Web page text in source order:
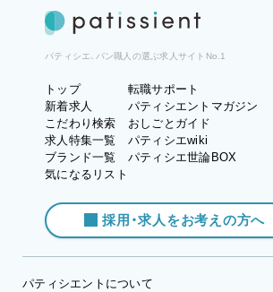
パティシエ、パン職人の選ぶ求人サイトNo.1
トップ
新着求人
こだわり検索
求人特集一覧
ブランド一覧
気になるリスト
転職サポート
パティシエントマガジン
おしごとガイド
パティシエwiki
パティシエ世論BOX
採用・求人をお考えの方へ
パティシエントについて